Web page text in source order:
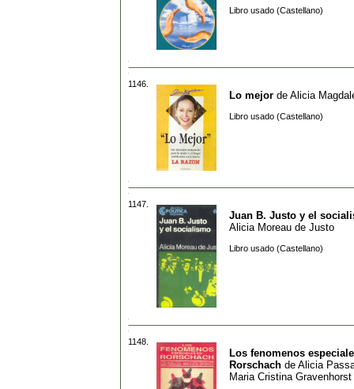
Libro usado (Castellano)
1146.
Lo mejor de Alicia
Libro usado (Castellano)
1147.
Juan B. Justo y el
Alicia Moreau de Justo
Libro usado (Castellano)
1148.
Los fenomenos
Rorschach de Alicia
Maria Cristina Gravenhorst